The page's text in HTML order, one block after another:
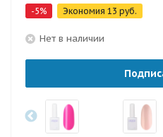
-5% Экономия 13 руб.
Нет в наличии